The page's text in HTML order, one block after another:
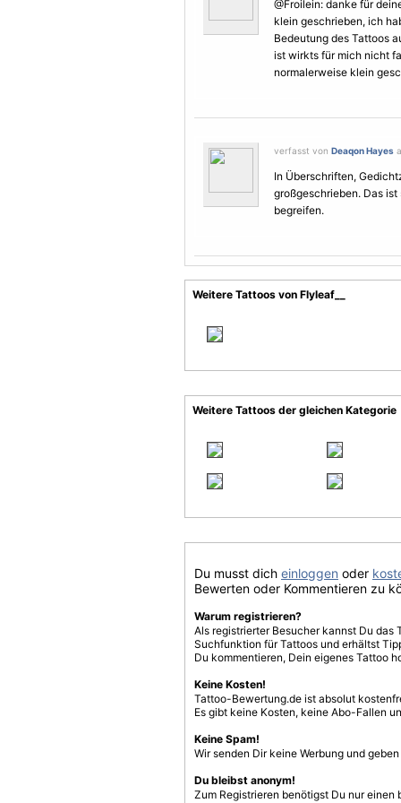
@Froilein: danke für
klein geschrieben, ich
Bedeutung des Tattoos
ist wirkts für mich nicht
normalerweise klein
verfasst von Deaqon Hayes
In Überschriften,
großgeschrieben. Das
begreifen.
Weitere Tattoos von Flyleaf__
Weitere Tattoos der gleichen Kategorie
Du musst dich einloggen oder
Bewerten oder Kommentieren zu
Warum registrieren?
Als registrierter Besucher kannst Du
Suchfunktion für Tattoos und erhältst
Du kommentieren, Dein eigenes Tattoo
Keine Kosten!
Tattoo-Bewertung.de ist absolut
Es gibt keine Kosten, keine Abo-Fallen
Keine Spam!
Wir senden Dir keine Werbung und
Du bleibst anonym!
Zum Registrieren benötigst Du nur einen